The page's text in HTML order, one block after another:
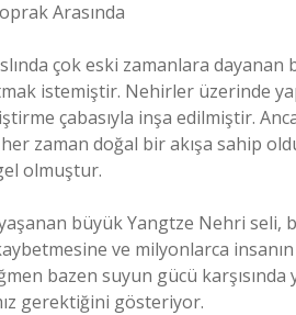
Arasında
çok eski zamanlara
istemiştir. Nehirler üzerinde
çabasıyla inşa edilmiştir.
zaman doğal bir akışa sahip
olmuştur.
yaşanan büyük Yangtze Nehri
ve milyonlarca
bazen suyun gücü
gerektiğini gösteriyor.